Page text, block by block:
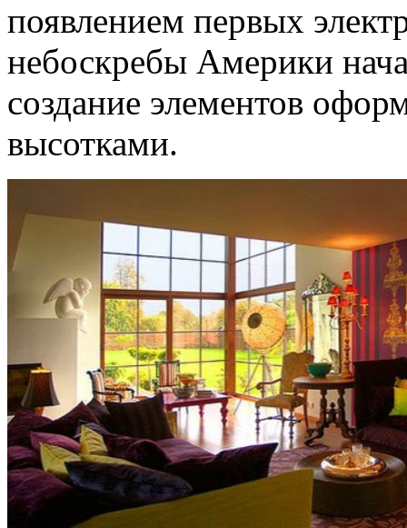
появлением первых
небоскребы Америки
создание элементов
высотками.